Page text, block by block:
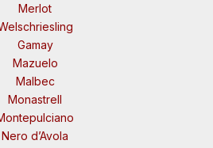
Merlot
Gamay
Mazuelo
Malbec
Monastrell
Nero d’Avola